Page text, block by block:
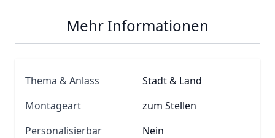
Mehr Informationen
Thema & Anlass
Stadt & Land
Montageart
zum Stellen
Personalisierbar
Nein